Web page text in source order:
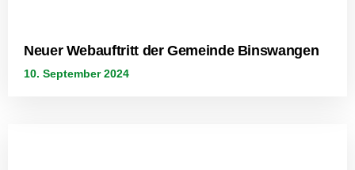
Neuer Webauftritt der Gemeinde Binswangen
10. September 2024